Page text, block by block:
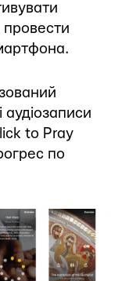
провести
аудіозаписи
to Pray
по